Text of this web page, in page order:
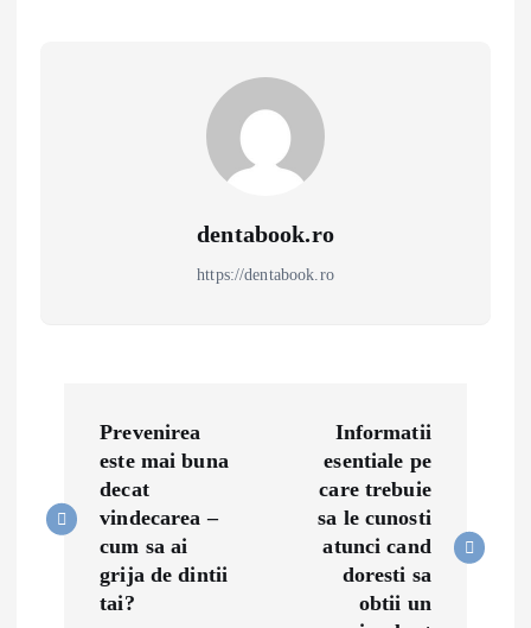
dentabook.ro
https://dentabook.ro
s
Prevenirea
este mai buna
decat
vindecarea –
cum sa ai
grija de dintii
tai?
Informatii
esentiale pe
care trebuie
sa le cunosti
atunci cand
doresti sa
obtii un